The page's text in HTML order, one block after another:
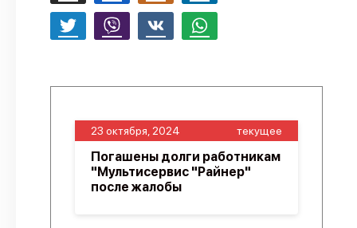
23 октября, 2024 текущее
Погашены долги работникам
"Мультисервис "Райнер"
после жалобы